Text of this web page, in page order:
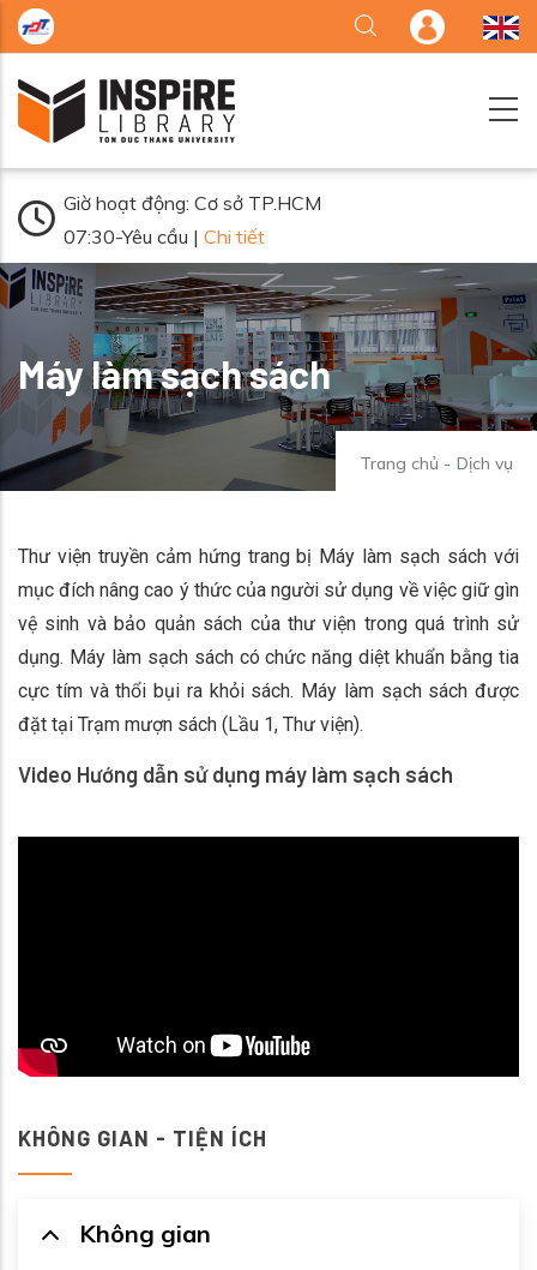
Nhảy đến nội dung
Giờ hoạt động: Cơ sở TP.HCM
07:30-Yêu cầu | Chi tiết
Máy làm sạch sách
Trang chủ - Dịch vụ
Thư viện truyền cảm hứng trang bị Máy làm sạch sách với
mục đích nâng cao ý thức của người sử dụng về việc giữ gìn
vệ sinh và bảo quản sách của thư viện trong quá trình sử
dụng. Máy làm sạch sách có chức năng diệt khuẩn bằng tia
cực tím và thổi bụi ra khỏi sách. Máy làm sạch sách được
đặt tại Trạm mượn sách (Lầu 1, Thư viện).
Video Hướng dẫn sử dụng máy làm sạch sách
KHÔNG GIAN - TIỆN ÍCH
Không gian